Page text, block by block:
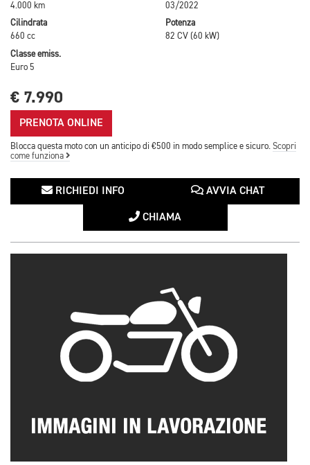
4.000 km
03/2022
Cilindrata
660 cc
Potenza
82 CV (60 kW)
Classe emiss.
Euro 5
€ 7.990
PRENOTA ONLINE
Blocca questa moto con un anticipo di €500 in modo semplice e sicuro. Scopri
come funziona
RICHIEDI INFO AVVIA CHAT
CHIAMA